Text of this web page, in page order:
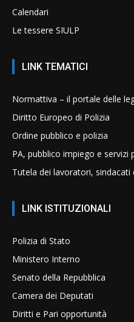
Calendari
Le tessere SIULP
LINK TEMATICI
Normattiva – il portale delle
Diritto Europeo di Polizia
Ordine pubblico e polizia
PA, pubblico impiego e servizi
Tutela dei lavoratori, sindacati
LINK ISTITUZIONALI
Polizia di Stato
Ministero Interno
Senato della Repubblica
Camera dei Deputati
Diritti e Pari opportunità